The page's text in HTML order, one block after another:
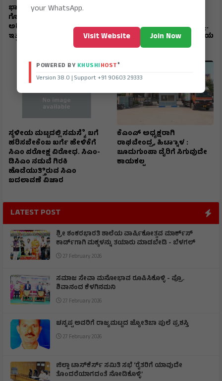
ಭಾರ ಅಂಗವಿಕಲರು, ವೃದ್ಧರ
ಗೋಳು ಕೇಳುವರು ಯಾರು?
ಅಧಿಕಾರಿಗಳೆ, ಜನಪ್ರತಿನಿಧಿಗಳೆ
ಇತ್ತ ನೋಡಿ !
ಕಾಂಗ್ರೆೆಸ್ ಹೈಕಮಾಂಡ್‌ಗೆ ಇತ್ತು..
ಹೈಕಮಾಂಡ್ ಮೌನ: ದುರ್ಬಲತೆಯ
ಸಂಕೇತ?
ಸ್ಥಳೀಯ ಮಟ್ಟದಲ್ಲಿ ಸಮಸ್ಯೆೆ ಬಗೆ
ಹರಿಸಬೇಕೆಂಬ ಖರ್ಗೆ ಹೇಳಿಕೆಗೆ
ಸಿಎಂ ಪರೋಕ್ಷ ವಿರೋಧ. ಸಿಎಂ-
ಡಿಸಿಎಂ ನಡುವೆ ಗಿರಕಿ
ಹೊಡೆಯುತ್ತಿಿರುವ ಸಿಎಂ
ಬದಲಾವಣೆ ವಿಚಾರ
ಕೆಎಂಎ್ ಅಧ್ಯಕ್ಷರಾಗಿ
ರಾಘವೇಂದ್ರ, ಹಿಟ್ನಾಾಳ :
ಬೂದುಗುಂಪಾ ಡೈರಿಗೆ ಸಿಗುವುದೇ
ಕಾಯಕಲ್ಪ
LATEST POST
ಶ್ರೀ ಶಂಕರಭಾರತಿ ಶಾಲೆಯ ವಾರ್ಷಿಕೋತ್ಸವ ಮಾರ್ಕ್‌ಸ್‌
ಕಾರ್ಡ್‌ಗಾಗಿ ಮಕ್ಕಳನ್ನು ತಯಾರು ಮಾಡಬೇಡಿ - ಬೆಳಗಲ್
27 February 2026
ಸಮಾಜ ಸೇವಾ ಮನೋಭಾವ ರೂಪಿಸಿಕೊಳ್ಳಿ - ಪ್ರೊ.
ಶಿವಾನಂದ ಕೆಳಗಿನಮನಿ
27 February 2026
ಚನ್ನಪ್ಪ ಅವರಿಗೆ ರಾಜ್ಯಮಟ್ಟದ ಜ್ಯೋತಿಬಾ ಪುಲೆ ಪ್ರಶಸ್ತಿ
27 February 2026
ಜಿಲ್ಲಾ ಟಾಸ್‌‌ಕೆರ್ಸ್ ಸಮಿತಿ ಸಭೆ ‘ರೈತರಿಗೆ ಯಾವುದೇ
ತೊಂದರೆಯಾಗದಂತೆ ನೋಡಿಕೊಳ್ಳಿ’
your WhatsApp.
Visit Website Join Now
POWERED BY KHUSHIHOST®
Version 38.0 | Support +91 90603 29333